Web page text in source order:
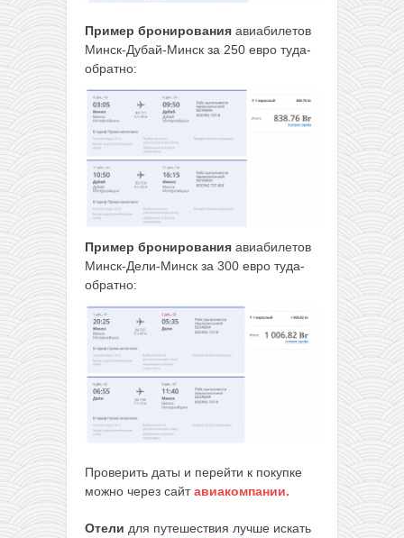
Пример бронирования авиабилетов
Минск-Дубай-Минск за 250 евро туда-
обратно:
Пример бронирования авиабилетов
Минск-Дели-Минск за 300 евро туда-
обратно:
Проверить даты и перейти к покупке
можно через сайтавиакомпании.
Отели для путешествия лучше искать